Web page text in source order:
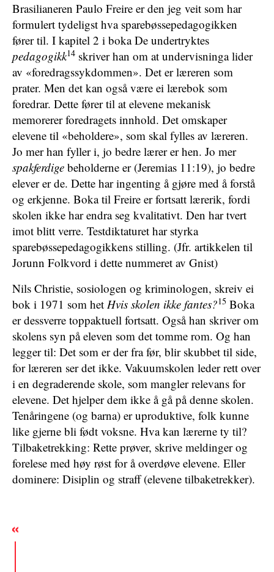
Brasilianeren Paulo Freire er den jeg veit som har
formulert tydeligst hva sparebøssepedagogikken
fører til. I kapitel 2 i boka De undertryktes
pedagogikk14 skriver han om at undervisninga lider
av «foredragssykdommen». Det er læreren som
prater. Men det kan også være ei lærebok som
foredrar. Dette fører til at elevene mekanisk
memorerer foredragets innhold. Det omskaper
elevene til «beholdere», som skal fylles av læreren.
Jo mer han fyller i, jo bedre lærer er hen. Jo mer
spakferdige beholderne er (Jeremias 11:19), jo bedre
elever er de. Dette har ingenting å gjøre med å forstå
og erkjenne. Boka til Freire er fortsatt lærerik, fordi
skolen ikke har endra seg kvalitativt. Den har tvert
imot blitt verre. Testdiktaturet har styrka
sparebøssepedagogikkens stilling. (Jfr. artikkelen til
Jorunn Folkvord i dette nummeret av Gnist)
Nils Christie, sosiologen og kriminologen, skreiv ei
bok i 1971 som het Hvis skolen ikke fantes?15 Boka
er dessverre toppaktuell fortsatt. Også han skriver om
skolens syn på eleven som det tomme rom. Og han
legger til: Det som er der fra før, blir skubbet til side,
for læreren ser det ikke. Vakuumskolen leder rett over
i en degraderende skole, som mangler relevans for
elevene. Det hjelper dem ikke å gå på denne skolen.
Tenåringene (og barna) er uproduktive, folk kunne
like gjerne bli født voksne. Hva kan lærerne ty til?
Tilbaketrekking: Rette prøver, skrive meldinger og
forelese med høy røst for å overdøve elevene. Eller
dominere: Disiplin og straff (elevene tilbaketrekker).